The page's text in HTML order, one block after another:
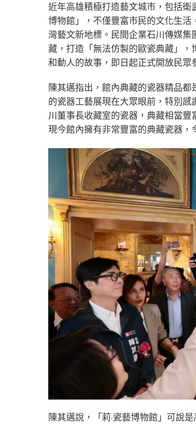
近年高雄積極打造藝文城市，包括
博物館」，不僅豐富市民的文化生
灣藝文新地標。民間企業石川傳媒
藏，打造「無法仿製的歐瓷典藏」
和動人的故事，即日起正式開放民眾
陳其邁指出，館內典藏的瓷器精品
的瓷器工藝展現在大眾眼前，特別
川董事長收藏室的瓷器，典藏相當豐
現今館內擁有非常豐富的典藏瓷器，
陳其邁說，「莉·瓷藝博物館」可說